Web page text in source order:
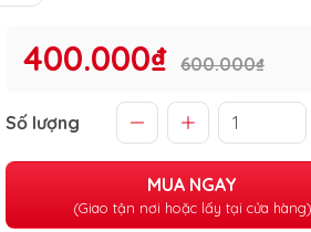
400.000₫ 600.000₫
Số lượng
MUA NGAY
(Giao tận nơi hoặc lấy tại cửa hàng)